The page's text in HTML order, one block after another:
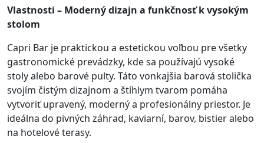
Vlastnosti – Moderný dizajn a funkčnosť k vysokým
stolom
Capri Bar je praktickou a estetickou voľbou pre všetky
gastronomické prevádzky, kde sa používajú vysoké
stoly alebo barové pulty. Táto vonkajšia barová stolička
svojím čistým dizajnom a štíhlym tvarom pomáha
vytvoriť upravený, moderný a profesionálny priestor. Je
ideálna do pivných záhrad, kaviarní, barov, bistier alebo
na hotelové terasy.